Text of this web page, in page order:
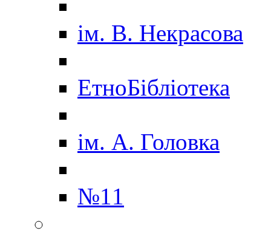
ім. В. Некрасова
ЕтноБібліотека
ім. А. Головка
№11